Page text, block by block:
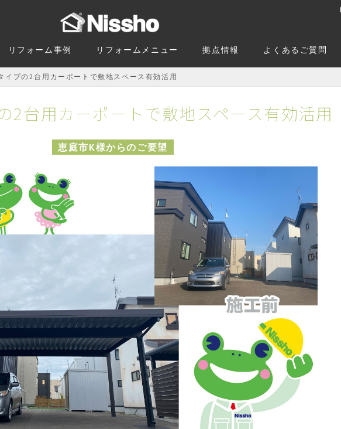
リフォーム事例 リフォームメニュー 拠点情報 よくあるご質問
イプの2台用カーポートで敷地スペース有効活用
2台用カーポートで敷地スペース有効活用
恵庭市K様からのご要望